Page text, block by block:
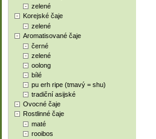
zelené
Korejské čaje
zelené
Aromatisované čaje
černé
zelené
oolong
bílé
pu erh ripe (tmavý = shu)
tradiční asijské
Ovocné čaje
Rostlinné čaje
maté
rooibos